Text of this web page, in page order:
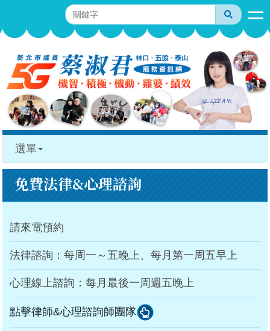
選單
免費法律&心理諮詢
請來電預約
法律諮詢：每周一～五晚上、每月第一周五早上
心理線上諮詢：每月最後一周週五晚上
點擊律師&心理諮詢師團隊